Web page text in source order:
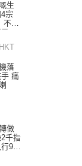
生
宗
不解
一
落
痛
做